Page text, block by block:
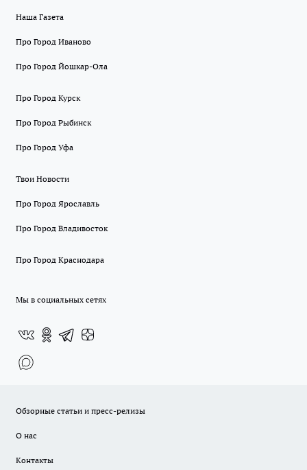
Наша Газета
Про Город Иваново
Про Город Йошкар-Ола
Про Город Курск
Про Город Рыбинск
Про Город Уфа
Твои Новости
Про Город Ярославль
Про Город Владивосток
Про Город Краснодара
Мы в социальных сетях
Обзорные статьи и пресс-релизы
О нас
Контакты